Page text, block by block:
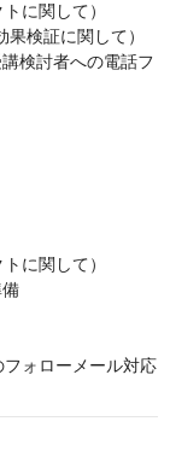
に関して）
検証に関して）
検討者への電話フ
に関して）
ォローメール対応